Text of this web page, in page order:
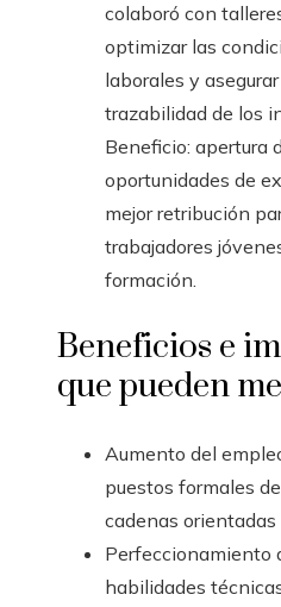
colaboró con
optimizar las
laborales y
trazabilidad de los
Beneficio: apertura
oportunidades de
mejor retribución
trabajadores
formación.
Beneficios e
que pueden
Aumento del
puestos formales
cadenas orientadas
Perfeccionamiento
habilidades